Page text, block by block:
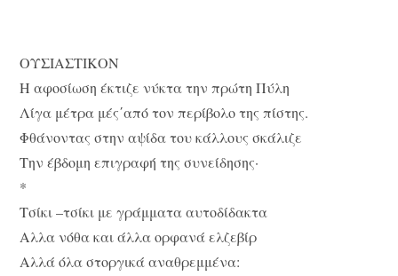
ΟΥΣΙΑΣΤΙΚΟΝ
Η αφοσίωση έκτιζε νύκτα την πρώτη Πύλη
Λίγα μέτρα μές΄από τον περίβολο της πίστης.
Φθάνοντας στην αψίδα του κάλλους σκάλιζε
Την έβδομη επιγραφή της συνείδησης·
*
Τσίκι –τσίκι με γράμματα αυτοδίδακτα
Αλλα νόθα και άλλα ορφανά ελζεβίρ
Αλλά όλα στοργικά αναθρεμμένα: